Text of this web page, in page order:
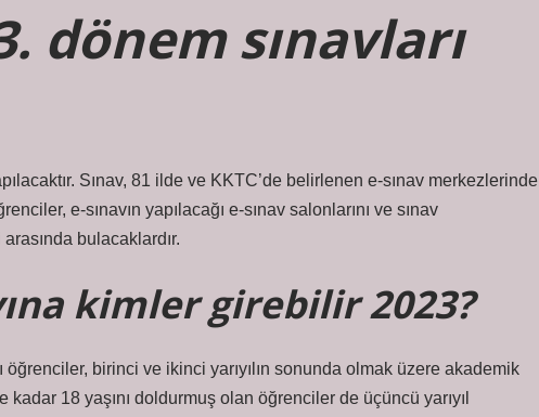
dönem sınavları
Sınav, 81 ilde ve KKTC’de belirlenen e-sınav merkezlerinde
e-sınavın yapılacağı e-sınav salonlarını ve sınav
bulacaklardır.
kimler girebilir 2023?
öğrenciler, birinci ve ikinci yarıyılın sonunda olmak üzere akademik
18 yaşını doldurmuş olan öğrenciler de üçüncü yarıyıl